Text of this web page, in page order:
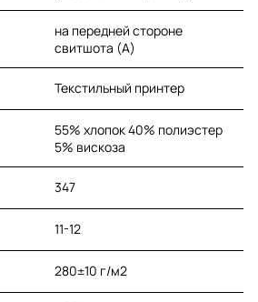
на передней стороне
свитшота (A)
Текстильный принтер
55% хлопок 40% полиэстер
5% вискоза
347
11-12
280±10 г/м2